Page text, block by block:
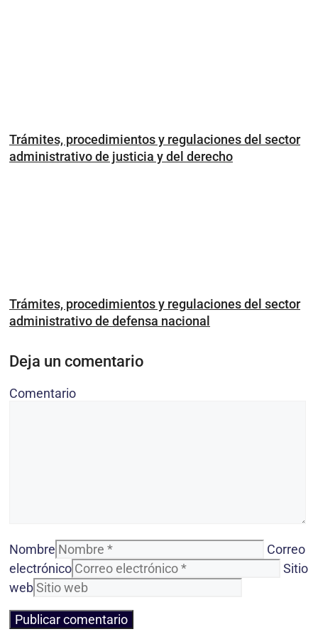
Trámites, procedimientos y regulaciones del sector
administrativo de justicia y del derecho
Trámites, procedimientos y regulaciones del sector
administrativo de defensa nacional
Deja un comentario
Comentario
Nombre
Correo
electrónico
Sitio
web